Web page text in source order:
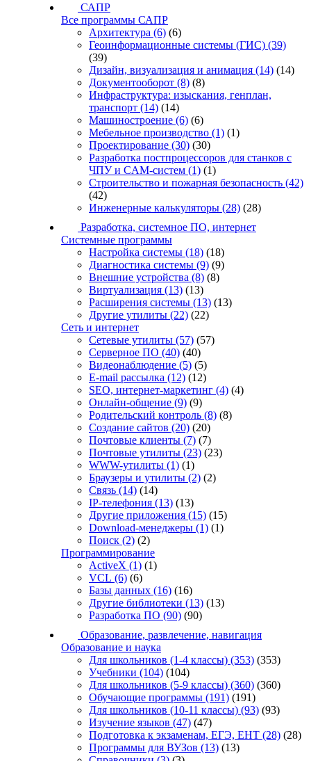
САПР
Все программы САПР
Архитектура (6) (6)
Геоинформационные системы (ГИС) (39)
(39)
Дизайн, визуализация и анимация (14) (14)
Документооборот (8) (8)
Инфраструктура: изыскания, генплан,
транспорт (14) (14)
Машиностроение (6) (6)
Мебельное производство (1) (1)
Проектирование (30) (30)
Разработка постпроцессоров для станков с
ЧПУ и CAM-систем (1) (1)
Строительство и пожарная безопасность (42)
(42)
Инженерные калькуляторы (28) (28)
Разработка, системное ПО, интернет
Системные программы
Настройка системы (18) (18)
Диагностика системы (9) (9)
Внешние устройства (8) (8)
Виртуализация (13) (13)
Расширения системы (13) (13)
Другие утилиты (22) (22)
Сеть и интернет
Сетевые утилиты (57) (57)
Серверное ПО (40) (40)
Видеонаблюдение (5) (5)
E-mail рассылка (12) (12)
SEO, интернет-маркетинг (4) (4)
Онлайн-общение (9) (9)
Родительский контроль (8) (8)
Создание сайтов (20) (20)
Почтовые клиенты (7) (7)
Почтовые утилиты (23) (23)
WWW-утилиты (1) (1)
Браузеры и утилиты (2) (2)
Связь (14) (14)
IP-телефония (13) (13)
Другие приложения (15) (15)
Download-менеджеры (1) (1)
Поиск (2) (2)
Программирование
ActiveX (1) (1)
VCL (6) (6)
Базы данных (16) (16)
Другие библиотеки (13) (13)
Разработка ПО (90) (90)
Образование, развлечение, навигация
Образование и наука
Для школьников (1-4 классы) (353) (353)
Учебники (104) (104)
Для школьников (5-9 классы) (360) (360)
Обучающие программы (191) (191)
Для школьников (10-11 классы) (93) (93)
Изучение языков (47) (47)
Подготовка к экзаменам, ЕГЭ, ЕНТ (28) (28)
Программы для ВУЗов (13) (13)